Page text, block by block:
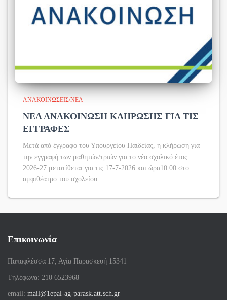
ΑΝΑΚΟΙΝΏΣΕΙΣ/ΝΈΑ
ΝΕΑ ΑΝΑΚΟΙΝΩΣΗ ΚΛΗΡΩΣΗΣ ΓΙΑ ΤΙΣ
ΕΓΓΡΑΦΕΣ
Μετά από έγγραφο του Υπουργείου Παιδείας, η κλήρωση για
την εγγραφή των μαθητών/τριών για το νέο σχολικό έτος
2026-27 μετατίθεται για τις 17-7-2026 και ώρα10.00 στο
αμφιθέατρο του σχολείου.
Επικοινωνία
Παπαφλέσσα 17, Αγία Παρασκευή 15341
Tηλέφωνα: 210 6523968
email: mail@1epal-ag-parask.att.sch.gr